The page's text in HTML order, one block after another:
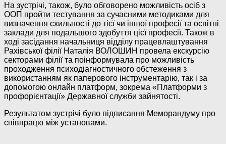
На зустрічі, також, було обговорено можливість осіб з
ООП пройти тестування за сучасними методиками для
визначення схильності до тієї чи іншої професії та освітні
заклади для подальшого здобуття цієї професії. Також в
ході засідання начальниця відділу працевлаштування
Рахівської філії Наталія ВОЛОШИН провела екскурсію
секторами філії та поінформувала про можливість
проходження психодіагностичного обстеження з
використанням як паперового інструментарію, так і за
допомогою онлайн платформ, зокрема «Платформи з
профорієнтації» Державної служби зайнятості.
Результатом зустрічі було підписання Меморандуму про
співпрацю між установами.